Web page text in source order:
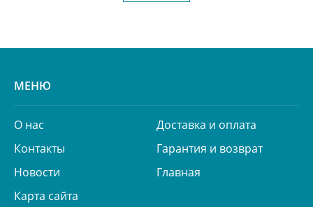
МЕНЮ
О нас
Доставка и оплата
Контакты
Гарантия и возврат
Новости
Главная
Карта сайта